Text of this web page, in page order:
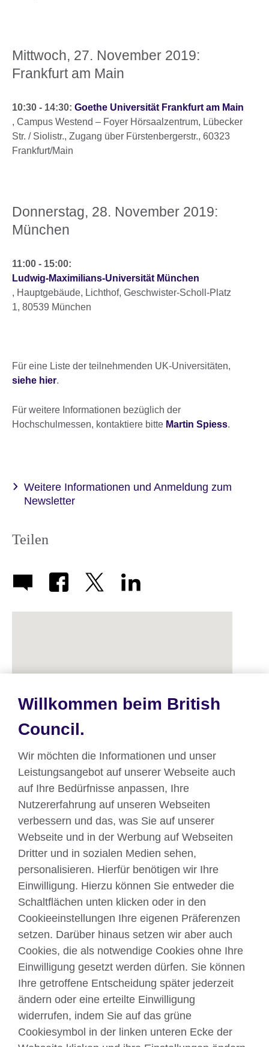
Mittwoch, 27. November 2019:
Frankfurt am Main
10:30 - 14:30: Goethe Universität Frankfurt am Main
, Campus Westend – Foyer Hörsaalzentrum, Lübecker
Str. / Siolistr., Zugang über Fürstenbergerstr., 60323
Frankfurt/Main
Donnerstag, 28. November 2019:
München
11:00 - 15:00:
Ludwig-Maximilians-Universität München
, Hauptgebäude, Lichthof, Geschwister-Scholl-Platz
1, 80539 München
Für eine Liste der teilnehmenden UK-Universitäten,
siehe hier.
Für weitere Informationen bezüglich der
Hochschulmessen, kontaktiere bitte Martin Spiess.
Weitere Informationen und Anmeldung zum
Newsletter
Teilen
Über uns
Englisch unterrichten
Kontakt
Facebook Twitter
YouTube
TikTok
Willkommen beim British
Council.
Wir möchten die Informationen und unser
Leistungsangebot auf unserer Webseite auch
auf Ihre Bedürfnisse anpassen, Ihre
Nutzererfahrung auf unseren Webseiten
verbessern und das, was Sie auf unserer
Webseite und in der Werbung auf Webseiten
Dritter und in sozialen Medien sehen,
personalisieren. Hierfür benötigen wir Ihre
Einwilligung. Hierzu können Sie entweder die
Schaltflächen unten klicken oder in den
Cookieeinstellungen Ihre eigenen Präferenzen
setzen. Darüber hinaus setzen wir aber auch
Cookies, die als notwendige Cookies ohne Ihre
Einwilligung gesetzt werden dürfen. Sie können
Ihre getroffene Entscheidung später jederzeit
ändern oder eine erteilte Einwilligung
widerrufen, indem Sie auf das grüne
Cookiesymbol in der linken unteren Ecke der